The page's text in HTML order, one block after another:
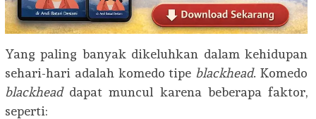
Yang paling banyak dikeluhkan dalam kehidupan
sehari-hari adalah komedo tipe blackhead.Komedo
blackheaddapat muncul karena beberapa faktor,
seperti: